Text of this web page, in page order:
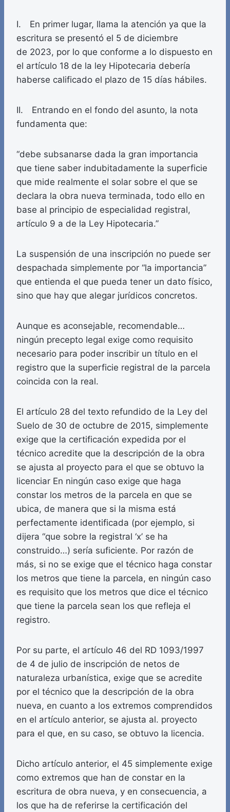
I. En primer lugar, llama la atención ya que la
escritura se presentó el 5 de diciembre
de 2023, por lo que conforme a lo dispuesto en
el artículo 18 de la ley Hipotecaria debería
haberse calificado el plazo de 15 días hábiles.
II. Entrando en el fondo del asunto, la nota
fundamenta que:
“debe subsanarse dada la gran importancia
que tiene saber indubitadamente la superficie
que mide realmente el solar sobre el que se
declara la obra nueva terminada, todo ello en
base al principio de especialidad registral,
artículo 9 a de la Ley Hipotecaria.”
La suspensión de una inscripción no puede ser
despachada simplemente por “la importancia”
que entienda el que pueda tener un dato físico,
sino que hay que alegar jurídicos concretos.
Aunque es aconsejable, recomendable…
ningún precepto legal exige como requisito
necesario para poder inscribir un título en el
registro que la superficie registral de la parcela
coincida con la real.
El artículo 28 del texto refundido de la Ley del
Suelo de 30 de octubre de 2015, simplemente
exige que la certificación expedida por el
técnico acredite que la descripción de la obra
se ajusta al proyecto para el que se obtuvo la
licenciar En ningún caso exige que haga
constar los metros de la parcela en que se
ubica, de manera que si la misma está
perfectamente identificada (por ejemplo, si
dijera “que sobre la registral ‘x’ se ha
construido…) sería suficiente. Por razón de
más, si no se exige que el técnico haga constar
los metros que tiene la parcela, en ningún caso
es requisito que los metros que dice el técnico
que tiene la parcela sean los que refleja el
registro.
Por su parte, el artículo 46 del RD 1093/1997
de 4 de julio de inscripción de netos de
naturaleza urbanística, exige que se acredite
por el técnico que la descripción de la obra
nueva, en cuanto a los extremos comprendidos
en el artículo anterior, se ajusta al. proyecto
para el que, en su caso, se obtuvo la licencia.
Dicho artículo anterior, el 45 simplemente exige
como extremos que han de constar en la
escritura de obra nueva, y en consecuencia, a
los que ha de referirse la certificación del